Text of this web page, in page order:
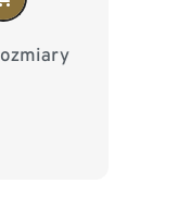
128